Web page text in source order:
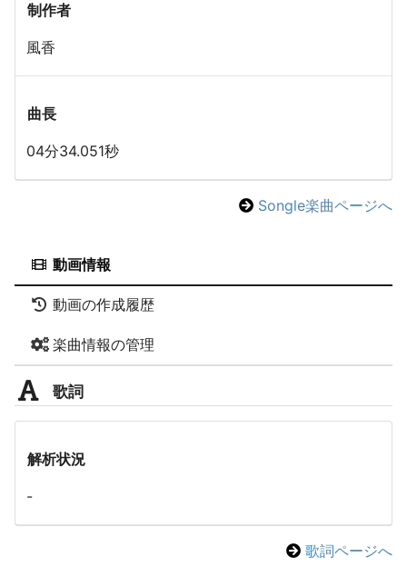
制作者
風香
曲長
04分34.051秒
Songle楽曲ページへ
動画情報
動画の作成履歴
楽曲情報の管理
歌詞
解析状況
-
歌詞ページへ